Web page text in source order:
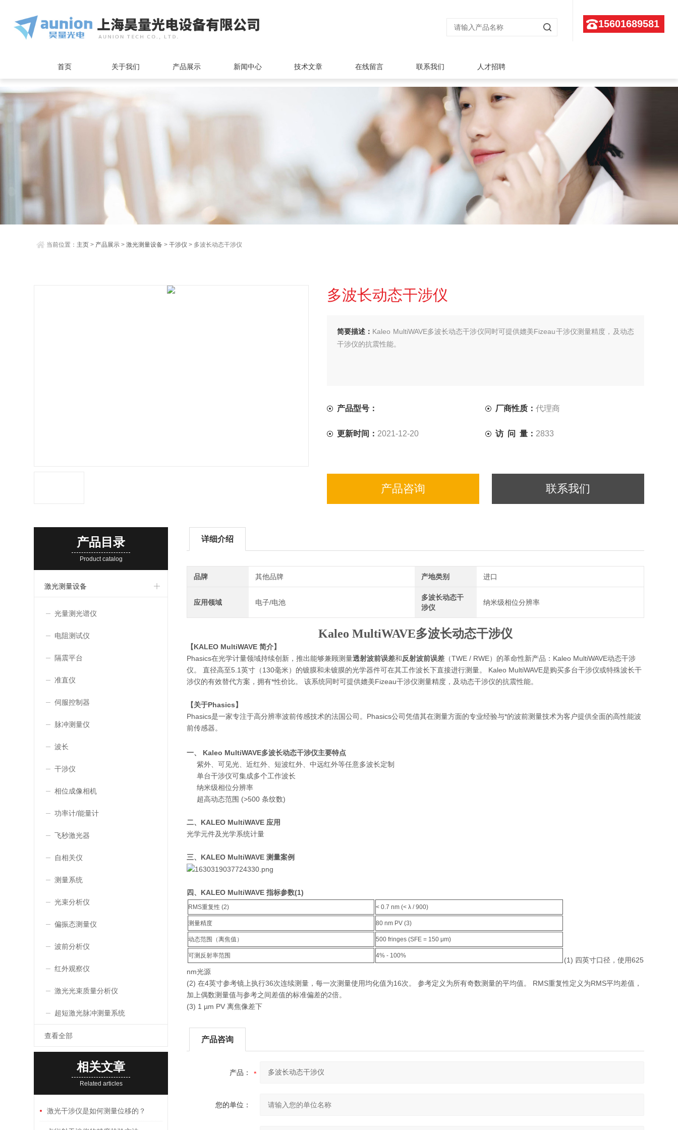
15601689581
首页 关于我们 产品展示 新闻中心 技术文章 在线留言 联系我们 人才招聘
当前位置： 主页 > 产品展示 >激光测量设备 >干涉仪 > 多波长动态干涉仪
多波长动态干涉仪
简要描述： Kaleo MultiWAVE多波长动态干涉仪同时可提供媲美Fizeau干涉仪测量精度，及动态
干涉仪的抗震性能。
产品型号： 厂商性质：代理商
更新时间： 2021-12-20 访 问 量： 2833
产品咨询 联系我们
产品目录
Product catalog
激光测量设备
光量测光谱仪
电阻测试仪
隔震平台
准直仪
伺服控制器
脉冲测量仪
波长
干涉仪
相位成像相机
功率计/能量计
飞秒激光器
自相关仪
测量系统
光束分析仪
偏振态测量仪
波前分析仪
红外观察仪
激光光束质量分析仪
超短激光脉冲测量系统
查看全部
相关文章
Related articles
激光干涉仪是如何测量位移的？
详细介绍
品牌 其他品牌 产地类别 进口
应用领域 电子/电池
多波长动态干
涉仪
纳米级相位分辨率
Kaleo MultiWAVE多波长动态干涉仪
【KALEO MultiWAVE 简介】
Phasics在光学计量领域持续创新，推出能够兼顾测量透射波前误差和反射波前误差（TWE / RWE）的革命性新产品：Kaleo MultiWAVE动态干涉
仪。 直径高至5.1英寸（130毫米）的镀膜和未镀膜的光学器件可在其工作波长下直接进行测量。 Kaleo MultiWAVE是购买多台干涉仪或特殊波长干
涉仪的有效替代方案，拥有*性价比。 该系统同时可提供媲美Fizeau干涉仪测量精度，及动态干涉仪的抗震性能。
【关于Phasics】
Phasics是一家专注于高分辨率波前传感技术的法国公司。Phasics公司凭借其在测量方面的专业经验与*的波前测量技术为客户提供全面的高性能波
前传感器。
一、 Kaleo MultiWAVE多波长动态干涉仪主要特点
紫外、可见光、近红外、短波红外、中远红外等任意多波长定制
单台干涉仪可集成多个工作波长
纳米级相位分辨率
超高动态范围 (>500 条纹数)
二、 KALEO MultiWAVE 应用
光学元件及光学系统计量
三、 KALEO MultiWAVE 测量案例
四、 KALEO MultiWAVE 指标参数(1)
RMS重复性 (2) < 0.7 nm (< λ / 900)
测量精度 80 nm PV (3)
动态范围（离焦值） 500 fringes (SFE = 150 μm)
可测反射率范围 4% - 100%
(1) 四英寸口径，使用625
nm光源
(2) 在4英寸参考镜上执行36次连续测量，每一次测量使用均化值为16次。 参考定义为所有奇数测量的平均值。 RMS重复性定义为RMS平均差值，
加上偶数测量值与参考之间差值的标准偏差的2倍。
(3) 1 µm PV 离焦像差下
产品咨询
产品：
您的单位：